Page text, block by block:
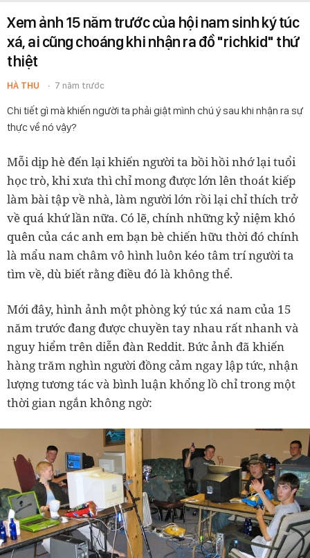
Xem ảnh 15 năm trước của hội nam sinh ký túc
xá, ai cũng choáng khi nhận ra đồ "richkid" thứ
thiệt
HÀ THU 7 năm trước
Chi tiết gì mà khiến người ta phải giật mình chú ý sau khi nhận ra sự
thực về nó vậy?
Mỗi dịp hè đến lại khiến người ta bồi hồi nhớ lại tuổi
học trò, khi xưa thì chỉ mong được lớn lên thoát kiếp
làm bài tập về nhà, làm người lớn rồi lại chỉ thích trở
về quá khứ lần nữa. Có lẽ, chính những kỷ niệm khó
quên của các anh em bạn bè chiến hữu thời đó chính
là mẩu nam châm vô hình luôn kéo tâm trí người ta
tìm về, dù biết rằng điều đó là không thể.
Mới đây, hình ảnh một phòng ký túc xá nam của 15
năm trước đang được chuyền tay nhau rất nhanh và
nguy hiểm trên diễn đàn Reddit. Bức ảnh đã khiến
hàng trăm nghìn người đồng cảm ngay lập tức, nhận
lượng tương tác và bình luận khổng lồ chỉ trong một
thời gian ngắn không ngờ: